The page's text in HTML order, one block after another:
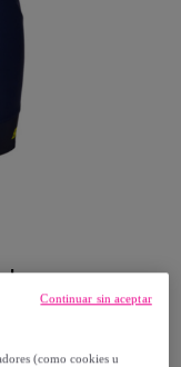
(como cookies u
Continuar sin aceptar